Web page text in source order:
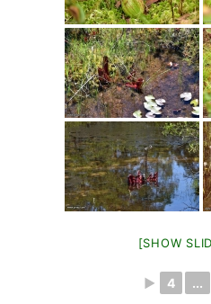
...
4
►